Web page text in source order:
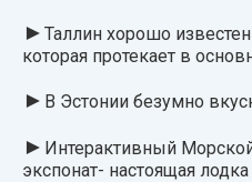
► Таллин хорошо
которая протекает в
► В Эстонии безумно
► Интерактивный
экспонат- настоящая